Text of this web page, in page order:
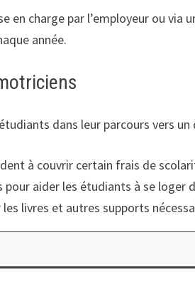
charge par l’employeur ou via
année.
dans leur parcours vers
à couvrir certain frais de
pour aider les étudiants à se loger
livres et autres supports